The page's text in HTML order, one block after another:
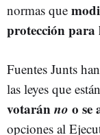
normas que
protección para
Fuentes Junts
las leyes que
votaránno o se
opciones al